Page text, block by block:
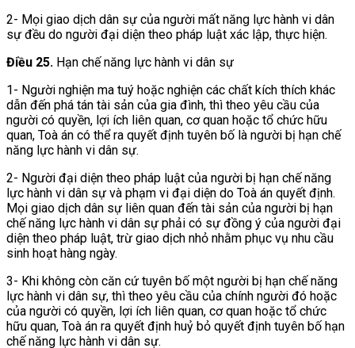
2- Mọi giao dịch dân sự của người mất năng lực hành vi dân
sự đều do người đại diện theo pháp luật xác lập, thực hiện.
Điều 25. Hạn chế năng lực hành vi dân sự
1- Người nghiện ma tuý hoặc nghiện các chất kích thích khác
dẫn đến phá tán tài sản của gia đình, thì theo yêu cầu của
người có quyền, lợi ích liên quan, cơ quan hoặc tổ chức hữu
quan, Toà án có thể ra quyết định tuyên bố là người bị hạn chế
năng lực hành vi dân sự.
2- Người đại diện theo pháp luật của người bị hạn chế năng
lực hành vi dân sự và phạm vi đại diện do Toà án quyết định.
Mọi giao dịch dân sự liên quan đến tài sản của người bị hạn
chế năng lực hành vi dân sự phải có sự đồng ý của người đại
diện theo pháp luật, trừ giao dịch nhỏ nhằm phục vụ nhu cầu
sinh hoạt hàng ngày.
3- Khi không còn căn cứ tuyên bố một người bị hạn chế năng
lực hành vi dân sự, thì theo yêu cầu của chính người đó hoặc
của người có quyền, lợi ích liên quan, cơ quan hoặc tổ chức
hữu quan, Toà án ra quyết định huỷ bỏ quyết định tuyên bố hạn
chế năng lực hành vi dân sự.